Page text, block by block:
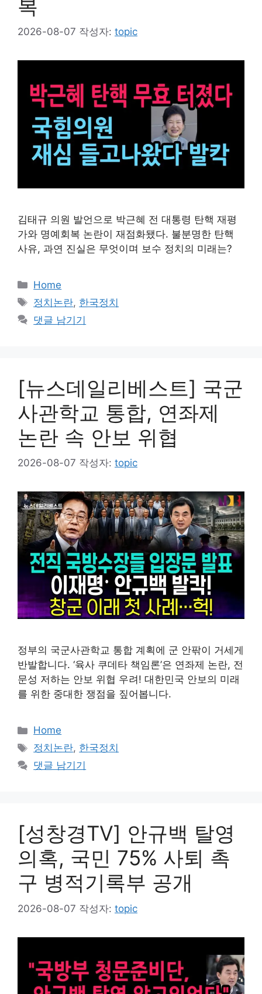
복
2026-08-07 작성자: topic
김태규 의원 발언으로 박근혜 전 대통령 탄핵 재평
가와 명예회복 논란이 재점화됐다. 불분명한 탄핵
사유, 과연 진실은 무엇이며 보수 정치의 미래는?
카
테
고
리
Home
태
그
정치논란, 한국정치
댓글 남기기
[뉴스데일리베스트] 국군
사관학교 통합, 연좌제
논란 속 안보 위협
2026-08-07 작성자: topic
정부의 국군사관학교 통합 계획에 군 안팎이 거세게
반발합니다. ‘육사 쿠데타 책임론’은 연좌제 논란, 전
문성 저하는 안보 위협 우려! 대한민국 안보의 미래
를 위한 중대한 쟁점을 짚어봅니다.
카
테
리
Home
태
그
정치논란, 한국정치
댓글 남기기
[성창경TV] 안규백 탈영
의혹, 국민 75% 사퇴 촉
구 병적기록부 공개
2026-08-07 작성자: topic